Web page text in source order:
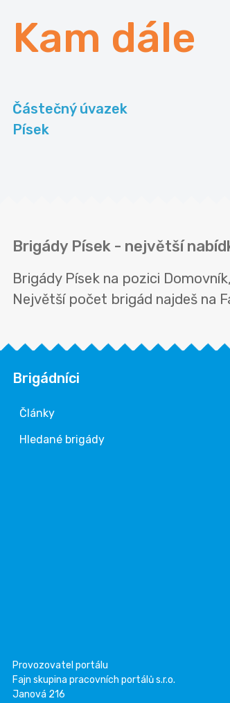
Kam dále
Částečný úvazek
Písek
Brigády Písek - největší
Brigády Písek na pozici
Největší počet brigád najdeš na
Brigádníci
Články
Hledané brigády
Provozovatel portálu
Fajn skupina pracovních portálů s.r.o.
Janová 216